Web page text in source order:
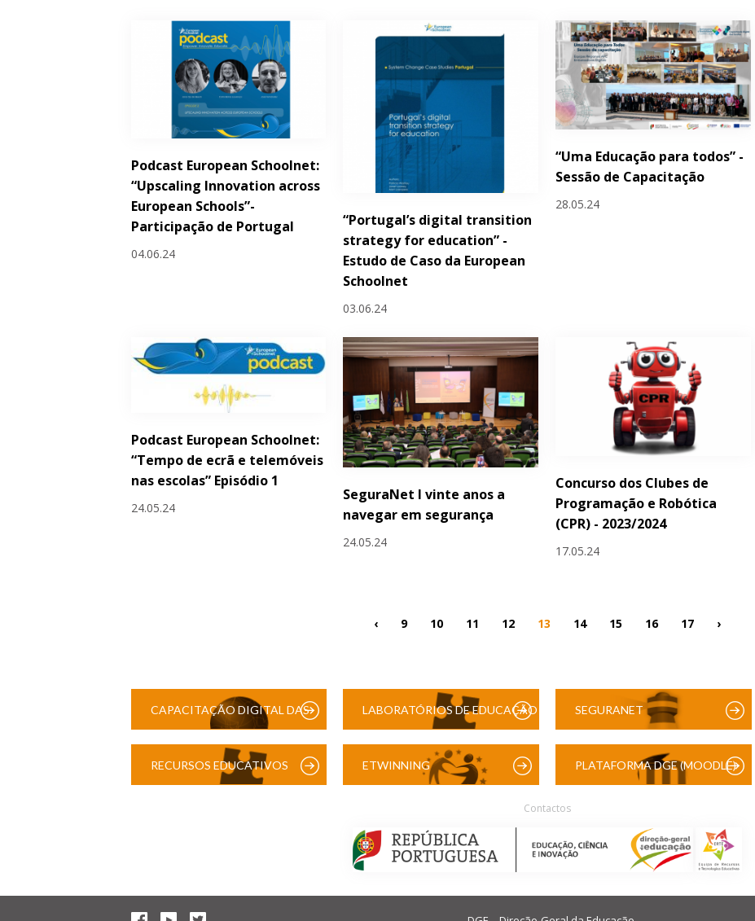
Podcast European Schoolnet:
“Upscaling Innovation across
European Schools”-
Participação de Portugal
04.06.24
“Portugal’s digital transition
strategy for education” -
Estudo de Caso da European
Schoolnet
03.06.24
“Uma Educação para todos” -
Sessão de Capacitação
28.05.24
Podcast European Schoolnet:
“Tempo de ecrã e telemóveis
nas escolas” Episódio 1
24.05.24
SeguraNet I vinte anos a
navegar em segurança
24.05.24
Concurso dos Clubes de
Programação e Robótica
(CPR) - 2023/2024
17.05.24
‹ 9 10 11 12 13 14 15 16 17 ›
CAPACITAÇÃO DIGITAL DAS LABORATÓRIOS DE EDUCAÇÃO SEGURANET
RECURSOS EDUCATIVOS ETWINNING PLATAFORMA DGE (MOODLE)
Contactos